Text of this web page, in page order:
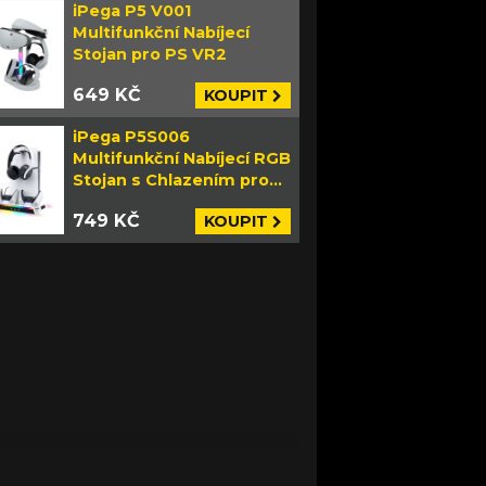
iPega P5 V001
Multifunkční Nabíjecí
Stojan pro PS VR2
649 KČ KOUPIT
iPega P5S006
Multifunkční Nabíjecí RGB
Stojan s Chlazením pro
749 KČ KOUPIT